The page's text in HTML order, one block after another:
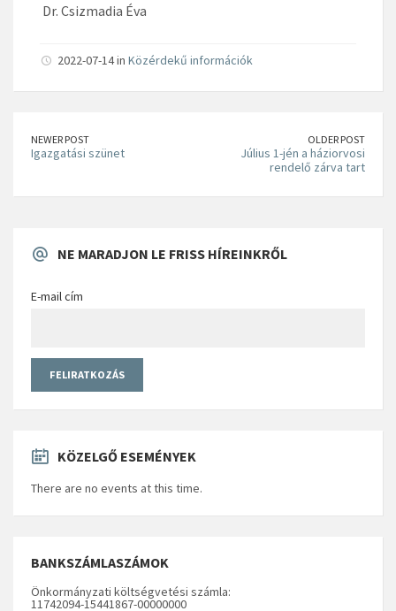
Dr. Csizmadia Éva
2022-07-14 in Közérdekű információk
NEWER POST
Igazgatási szünet
OLDER POST
Július 1-jén a háziorvosi
rendelő zárva tart
NE MARADJON LE FRISS HÍREINKRŐL
E-mail cím
KÖZELGŐ ESEMÉNYEK
There are no events at this time.
BANKSZÁMLASZÁMOK
Önkormányzati költségvetési számla:
11742094-15441867-00000000